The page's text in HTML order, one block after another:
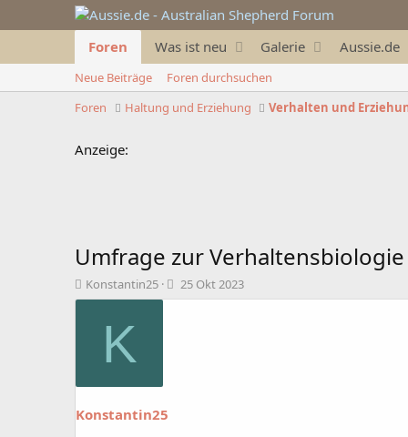
Foren Was ist neu Galerie Aussie.de
Neue Beiträge
Foren durchsuchen
Foren
Haltung und Erziehung Verhalten und
Anzeige:
Umfrage zur
T
h
a
Konstantin25
B
e
25 Okt 2023
K
Konstantin25